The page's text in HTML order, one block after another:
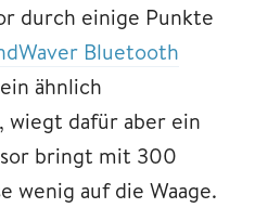
durch einige Punkte
Bluetooth
ähnlich
wiegt dafür aber ein
bringt mit 300
wenig auf die Waage.